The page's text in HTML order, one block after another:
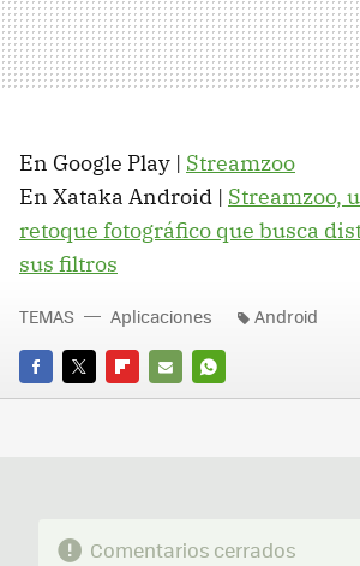
En Google Play | Streamzoo
En Xataka Android | Streamzoo,
retoque fotográfico que busca
sus filtros
FACEBOOK
TWITTERFLIPBOARD
E-
WHATSAPP
TEMAS Aplicaciones Android
Comentarios cerrados